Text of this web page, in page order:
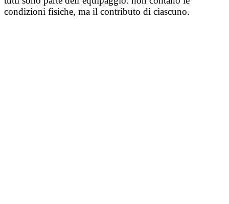
condizioni fisiche, ma il contributo di ciascuno.